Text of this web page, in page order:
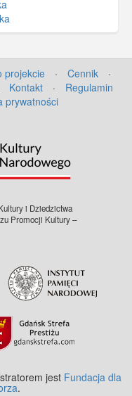
projekcie · Cennik
·
Kontakt ·
Regulamin
prywatności
i Dziedzictwa
Promocji Kultury –
jest Fundacja dla
.